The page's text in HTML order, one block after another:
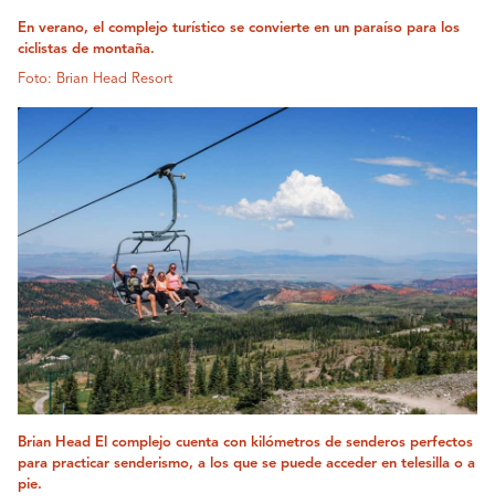
En verano, el complejo turístico se convierte en un paraíso para los
ciclistas de montaña.
Foto: Brian Head Resort
Brian Head El complejo cuenta con kilómetros de senderos perfectos
para practicar senderismo, a los que se puede acceder en telesilla o a
pie.